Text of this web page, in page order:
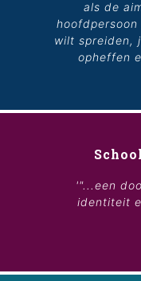
als de
wilt spreiden,
opheffen
'"...een
identiteit